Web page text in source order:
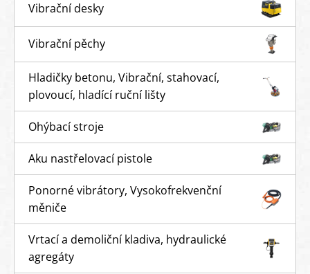
Vibrační desky
Vibrační pěchy
Hladičky betonu, Vibrační, stahovací,
plovoucí, hladící ruční lišty
Ohýbací stroje
Aku nastřelovací pistole
Ponorné vibrátory, Vysokofrekvenční
měniče
Vrtací a demoliční kladiva, hydraulické
agregáty